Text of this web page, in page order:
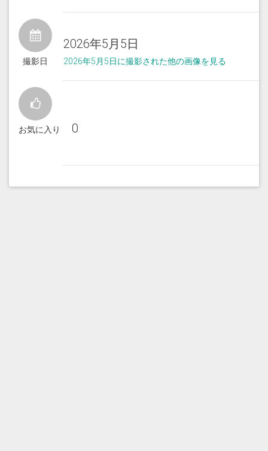
撮影日
2026年5月5日
2026年5月5日に撮影された他の画像を見る
お気に入り 0